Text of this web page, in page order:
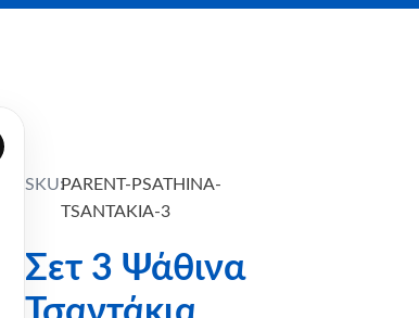
SKU:PARENT-PSATHINA-
TSANTAKIA-3
Σετ 3 Ψάθινα